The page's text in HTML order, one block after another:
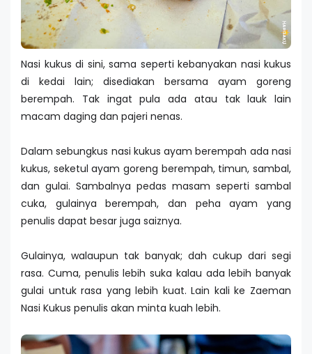
Nasi kukus di sini, sama seperti kebanyakan nasi kukus
di kedai lain; disediakan bersama ayam goreng
berempah. Tak ingat pula ada atau tak lauk lain
macam daging dan pajeri nenas.
Dalam sebungkus nasi kukus ayam berempah ada nasi
kukus, seketul ayam goreng berempah, timun, sambal,
dan gulai. Sambalnya pedas masam seperti sambal
cuka, gulainya berempah, dan peha ayam yang
penulis dapat besar juga saiznya.
Gulainya, walaupun tak banyak; dah cukup dari segi
rasa. Cuma, penulis lebih suka kalau ada lebih banyak
gulai untuk rasa yang lebih kuat. Lain kali ke Zaeman
Nasi Kukus penulis akan minta kuah lebih.